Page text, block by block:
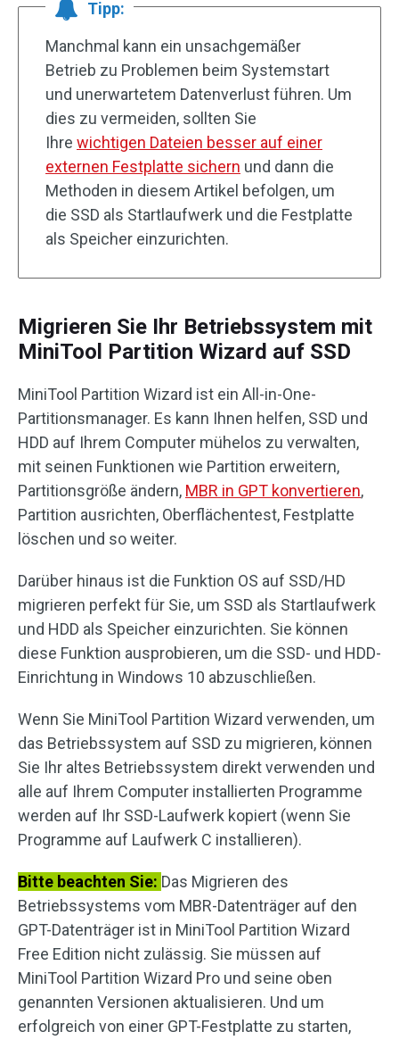
Tipp:
Manchmal kann ein unsachgemäßer
Betrieb zu Problemen beim Systemstart
und unerwartetem Datenverlust führen. Um
dies zu vermeiden, sollten Sie
Ihre wichtigen Dateien besser auf einer
externen Festplatte sichern und dann die
Methoden in diesem Artikel befolgen, um
die SSD als Startlaufwerk und die Festplatte
als Speicher einzurichten.
Migrieren Sie Ihr Betriebssystem mit
MiniTool Partition Wizard auf SSD
MiniTool Partition Wizard ist ein All-in-One-
Partitionsmanager. Es kann Ihnen helfen, SSD und
HDD auf Ihrem Computer mühelos zu verwalten,
mit seinen Funktionen wie Partition erweitern,
Partitionsgröße ändern, MBR in GPT konvertieren,
Partition ausrichten, Oberflächentest, Festplatte
löschen und so weiter.
Darüber hinaus ist die Funktion OS auf SSD/HD
migrieren perfekt für Sie, um SSD als Startlaufwerk
und HDD als Speicher einzurichten. Sie können
diese Funktion ausprobieren, um die SSD- und HDD-
Einrichtung in Windows 10 abzuschließen.
Wenn Sie MiniTool Partition Wizard verwenden, um
das Betriebssystem auf SSD zu migrieren, können
Sie Ihr altes Betriebssystem direkt verwenden und
alle auf Ihrem Computer installierten Programme
werden auf Ihr SSD-Laufwerk kopiert (wenn Sie
Programme auf Laufwerk C installieren).
Bitte beachten Sie: Das Migrieren des
Betriebssystems vom MBR-Datenträger auf den
GPT-Datenträger ist in MiniTool Partition Wizard
Free Edition nicht zulässig. Sie müssen auf
MiniTool Partition Wizard Pro und seine oben
genannten Versionen aktualisieren. Und um
erfolgreich von einer GPT-Festplatte zu starten,